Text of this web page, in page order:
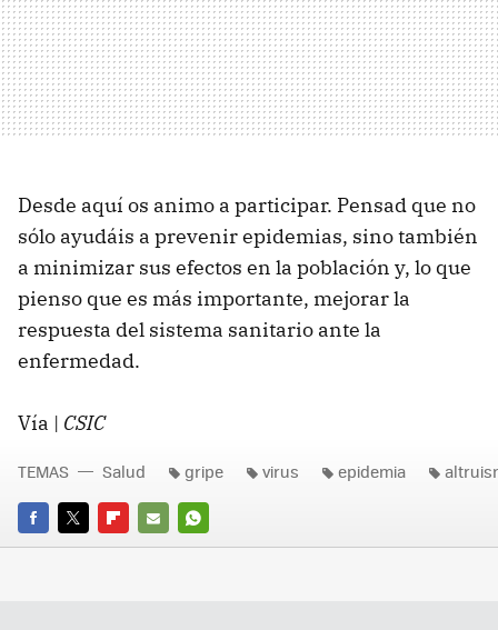
Desde aquí os animo a participar. Pensad que no
sólo ayudáis a prevenir epidemias, sino también
a minimizar sus efectos en la población y, lo que
pienso que es más importante, mejorar la
respuesta del sistema sanitario ante la
enfermedad.
Vía | CSIC
FACEBOOK
TWITTERFLIPBOARD
E-
WHATSAPP
TEMAS Salud gripe virus epidemia